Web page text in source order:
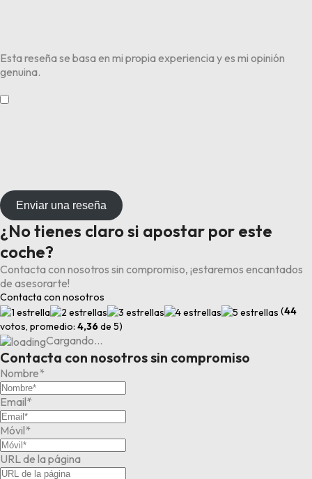
Esta reseña se basa en mi propia experiencia y es mi opinión
genuina.
Enviar una reseña
¿No tienes claro si apostar por este
coche?
Contacta con nosotros sin compromiso, ¡estaremos encantados
de asesorarte!
Contacta con nosotros
(44
votos, promedio: 4,36de 5)
Cargando…
Contacta con nosotros sin compromiso
Nombre*
Email*
Móvil*
URL de la página